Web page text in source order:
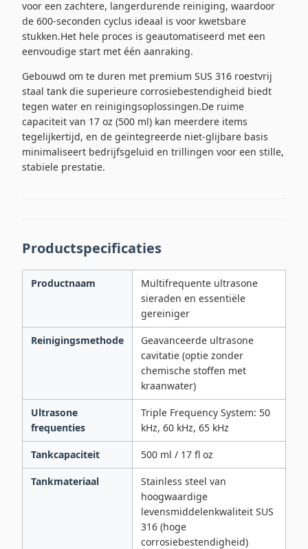
voor een zachtere, langerdurende reiniging, waardoor
de 600-seconden cyclus ideaal is voor kwetsbare
stukken.Het hele proces is geautomatiseerd met een
eenvoudige start met één aanraking.
Gebouwd om te duren met premium SUS 316 roestvrij
staal tank die superieure corrosiebestendigheid biedt
tegen water en reinigingsoplossingen.De ruime
capaciteit van 17 oz (500 ml) kan meerdere items
tegelijkertijd, en de geïntegreerde niet-glijbare basis
minimaliseert bedrijfsgeluid en trillingen voor een stille,
stabiele prestatie.
Productspecificaties
Productnaam
Multifrequente ultrasone
sieraden en essentiële
gereiniger
Reinigingsmethode
Geavanceerde ultrasone
cavitatie (optie zonder
chemische stoffen met
kraanwater)
Ultrasone
frequenties
Triple Frequency System: 50
kHz, 60 kHz, 65 kHz
Tankcapaciteit 500 ml / 17 fl oz
Tankmateriaal
Stainless steel van
hoogwaardige
levensmiddelenkwaliteit SUS
316 (hoge
corrosiebestendigheid)